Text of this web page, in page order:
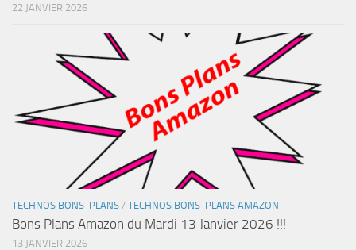
22 JANVIER 2026
TECHNOS BONS-PLANS / TECHNOS BONS-PLANS AMAZON
Bons Plans Amazon du Mardi 13 Janvier 2026 !!!
13 JANVIER 2026